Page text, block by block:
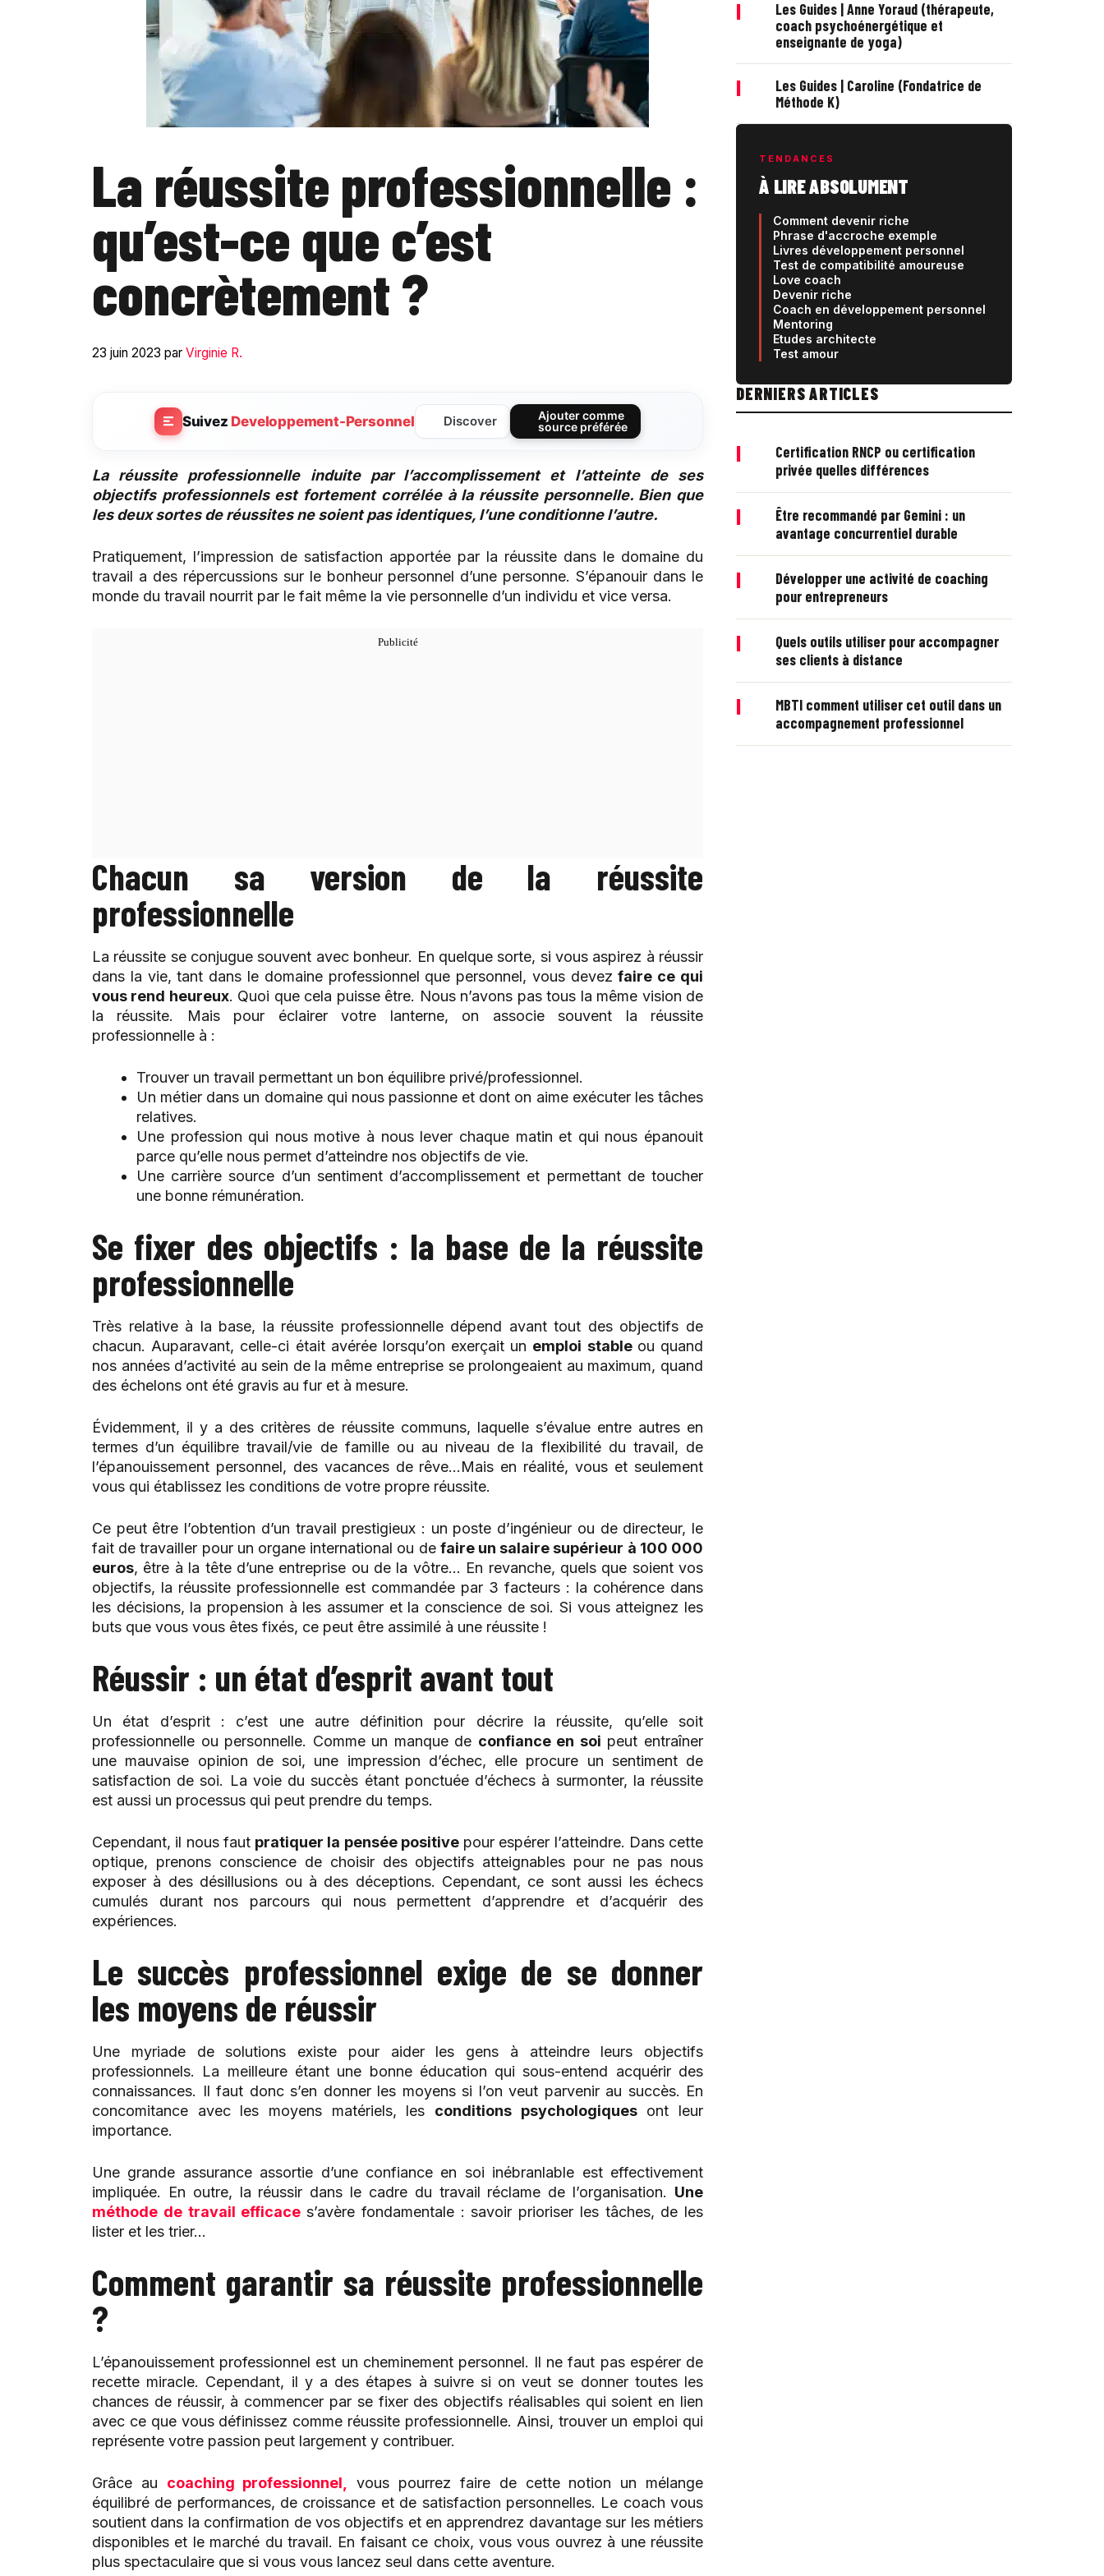
La réussite professionnelle :
qu’est-ce que c’est
concrètement ?
23 juin 2023 par Virginie R.
Suivez Developpement-Personnel Discover
Ajouter comme
source préférée
La réussite professionnelle induite par l’accomplissement et l’atteinte de ses
objectifs professionnels est fortement corrélée à la réussite personnelle. Bien que
les deux sortes de réussites ne soient pas identiques, l’une conditionne l’autre.
Pratiquement, l’impression de satisfaction apportée par la réussite dans le domaine du
travail a des répercussions sur le bonheur personnel d’une personne. S’épanouir dans le
monde du travail nourrit par le fait même la vie personnelle d’un individu et vice versa.
Chacun sa version de la réussite
professionnelle
La réussite se conjugue souvent avec bonheur. En quelque sorte, si vous aspirez à réussir
dans la vie, tant dans le domaine professionnel que personnel, vous devezfaire ce qui
vous rend heureux. Quoi que cela puisse être. Nous n’avons pas tous la même vision de
la réussite. Mais pour éclairer votre lanterne, on associe souvent la réussite
professionnelle à :
Trouver un travail permettant un bon équilibre privé/professionnel.
Un métier dans un domaine qui nous passionne et dont on aime exécuter les tâches
relatives.
Une profession qui nous motive à nous lever chaque matin et qui nous épanouit
parce qu’elle nous permet d’atteindre nos objectifs de vie.
Une carrière source d’un sentiment d’accomplissement et permettant de toucher
une bonne rémunération.
Se fixer des objectifs : la base de la réussite
professionnelle
Très relative à la base, la réussite professionnelle dépend avant tout des objectifs de
chacun. Auparavant, celle-ci était avérée lorsqu’on exerçait un emploi stable ou quand
nos années d’activité au sein de la même entreprise se prolongeaient au maximum, quand
des échelons ont été gravis au fur et à mesure.
Évidemment, il y a des critères de réussite communs, laquelle s’évalue entre autres en
termes d’un équilibre travail/vie de famille ou au niveau de la flexibilité du travail, de
l’épanouissement personnel, des vacances de rêve…Mais en réalité, vous et seulement
vous qui établissez les conditions de votre propre réussite.
Ce peut être l’obtention d’un travail prestigieux : un poste d’ingénieur ou de directeur, le
fait de travailler pour un organe international ou de faire un salaire supérieur à 100 000
euros, être à la tête d’une entreprise ou de la vôtre… En revanche, quels que soient vos
objectifs, la réussite professionnelle est commandée par 3 facteurs : la cohérence dans
les décisions, la propension à les assumer et la conscience de soi. Si vous atteignez les
buts que vous vous êtes fixés, ce peut être assimilé à une réussite !
Réussir : un état d’esprit avant tout
Un état d’esprit : c’est une autre définition pour décrire la réussite, qu’elle soit
professionnelle ou personnelle. Comme un manque de confiance en soi peut entraîner
une mauvaise opinion de soi, une impression d’échec, elle procure un sentiment de
satisfaction de soi. La voie du succès étant ponctuée d’échecs à surmonter, la réussite
est aussi un processus qui peut prendre du temps.
Cependant, il nous faut pratiquer la pensée positivepour espérer l’atteindre. Dans cette
optique, prenons conscience de choisir des objectifs atteignables pour ne pas nous
exposer à des désillusions ou à des déceptions. Cependant, ce sont aussi les échecs
cumulés durant nos parcours qui nous permettent d’apprendre et d’acquérir des
expériences.
Le succès professionnel exige de se donner
les moyens de réussir
Une myriade de solutions existe pour aider les gens à atteindre leurs objectifs
professionnels. La meilleure étant une bonne éducation qui sous-entend acquérir des
connaissances. Il faut donc s’en donner les moyens si l’on veut parvenir au succès. En
concomitance avec les moyens matériels, les conditions psychologiquesont leur
importance.
Une grande assurance assortie d’une confiance en soi inébranlable est effectivement
impliquée. En outre, la réussir dans le cadre du travail réclame de l’organisation. Une
méthode de travail efficace s’avère fondamentale : savoir prioriser les tâches, de les
lister et les trier…
Comment garantir sa réussite professionnelle
?
L’épanouissement professionnel est un cheminement personnel. Il ne faut pas espérer de
recette miracle. Cependant, il y a des étapes à suivre si on veut se donner toutes les
chances de réussir, à commencer par se fixer des objectifs réalisables qui soient en lien
avec ce que vous définissez comme réussite professionnelle. Ainsi, trouver un emploi qui
représente votre passion peut largement y contribuer.
Grâce au coaching professionnel,
vous pourrez faire de cette notion un mélange
équilibré de performances, de croissance et de satisfaction personnelles. Le coach vous
soutient dans la confirmation de vos objectifs et en apprendrez davantage sur les métiers
disponibles et le marché du travail. En faisant ce choix, vous vous ouvrez à une réussite
plus spectaculaire que si vous vous lancez seul dans cette aventure.
|
Les Guides | Anne Yoraud (thérapeute,
coach psychoénergétique et
enseignante de yoga)
|
Les Guides | Caroline (Fondatrice de
Méthode K)
TENDANCES
À LIRE ABSOLUMENT
Comment devenir riche
Phrase d'accroche exemple
Livres développement personnel
Test de compatibilité amoureuse
Love coach
Devenir riche
Coach en développement personnel
Mentoring
Etudes architecte
Test amour
DERNIERS ARTICLES
|
Certification RNCP ou certification
privée quelles différences
|
Être recommandé par Gemini : un
avantage concurrentiel durable
|
Développer une activité de coaching
pour entrepreneurs
|
Quels outils utiliser pour accompagner
ses clients à distance
|
MBTI comment utiliser cet outil dans un
accompagnement professionnel